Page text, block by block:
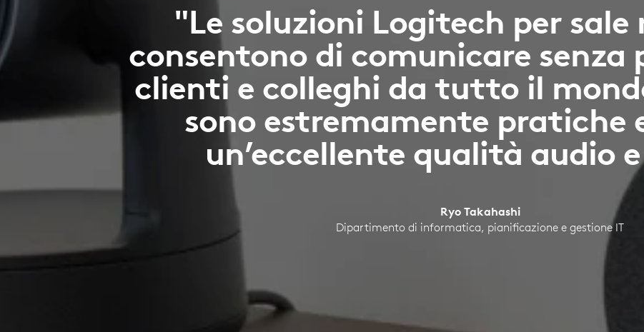
"Le soluzioni Logitech per
consentono di comunicare senza
clienti e colleghi da tutto il
sono estremamente pratiche
un’eccellente qualità audio
Ryo Takahashi
Dipartimento di informatica, pianificazione e gestione IT